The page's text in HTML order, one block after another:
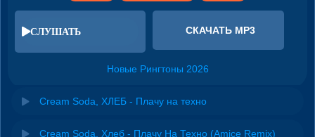
СЛУШАТЬ СКАЧАТЬ MP3
Новые Рингтоны 2026
Cream Soda, ХЛЕБ - Плачу на техно
Cream Soda, Хлеб - Плачу На Техно (Amice Remix)